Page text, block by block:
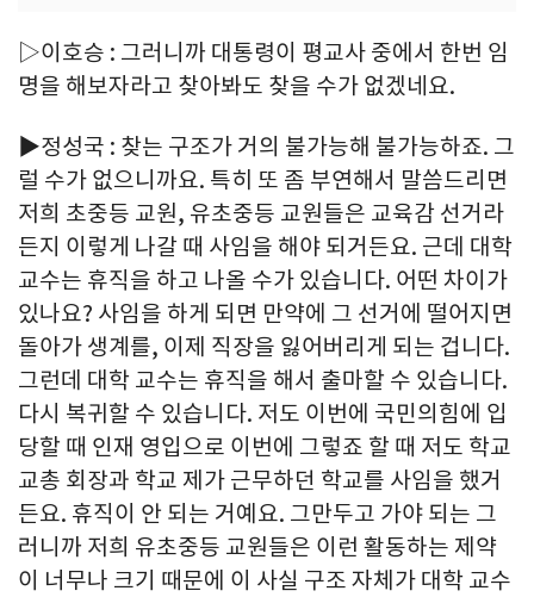
▷이호승 : 그러니까 대통령이 평교사 중에서 한번 임
명을 해보자라고 찾아봐도 찾을 수가 없겠네요.
▶정성국 : 찾는 구조가 거의 불가능해 불가능하죠. 그
럴 수가 없으니까요. 특히 또 좀 부연해서 말씀드리면
저희 초중등 교원, 유초중등 교원들은 교육감 선거라
든지 이렇게 나갈 때 사임을 해야 되거든요. 근데 대학
교수는 휴직을 하고 나올 수가 있습니다. 어떤 차이가
있나요? 사임을 하게 되면 만약에 그 선거에 떨어지면
돌아가 생계를, 이제 직장을 잃어버리게 되는 겁니다.
그런데 대학 교수는 휴직을 해서 출마할 수 있습니다.
다시 복귀할 수 있습니다. 저도 이번에 국민의힘에 입
당할 때 인재 영입으로 이번에 그렇죠 할 때 저도 학교
교총 회장과 학교 제가 근무하던 학교를 사임을 했거
든요. 휴직이 안 되는 거예요. 그만두고 가야 되는 그
러니까 저희 유초중등 교원들은 이런 활동하는 제약
이 너무나 크기 때문에 이 사실 구조 자체가 대학 교수